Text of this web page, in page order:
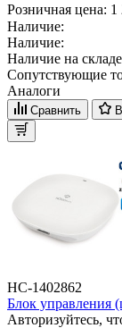
Розничная цена: 1
Наличие:
Наличие:
Наличие на складе
Сопутствующие
Аналоги
Сравнить
НС-1402862
Блок
Авторизуйтесь,